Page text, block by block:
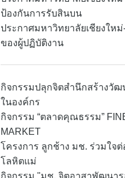
ป้องกันการรับสินบน
ประกาศมหาวิทยาลัยเชียงใหม่
ของผู้ปฏิบัติงาน
กิจกรรมปลุกจิตสำนึกสร้างวัฒ
ในองค์กร
กิจกรรม “ตลาดคุณธรรม”
MARKET
โครงการ ลูกช้าง มช. ร่วมใจ
โลหิตแม่
กิจกรรม "มช. จิตอาสาพัฒนาร